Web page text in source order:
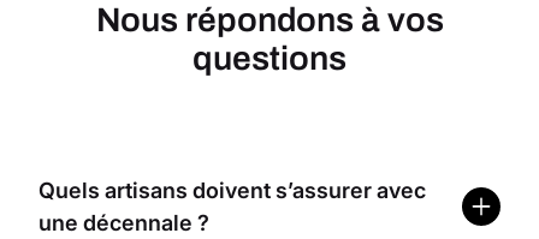
Nous répondons à vos
questions
Quels artisans doivent s’assurer avec
une décennale ?